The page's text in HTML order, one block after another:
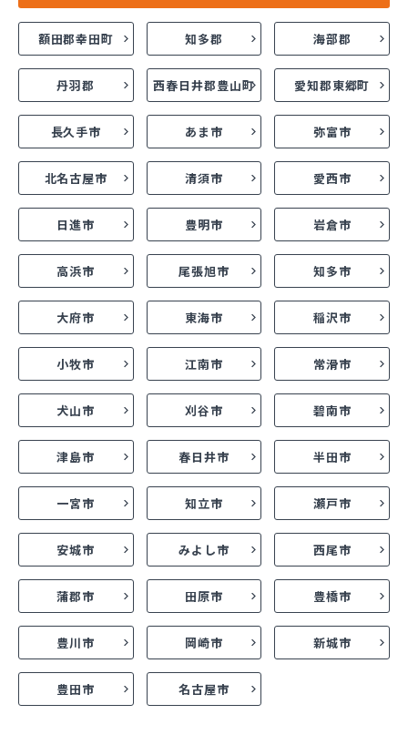
額田郡幸田町 知多郡 海部郡
丹羽郡 西春日井郡豊山町 愛知郡東郷町
長久手市 あま市 弥富市
北名古屋市 清須市 愛西市
日進市 豊明市 岩倉市
高浜市 尾張旭市 知多市
大府市 東海市 稲沢市
小牧市 江南市 常滑市
犬山市 刈谷市 碧南市
津島市 春日井市 半田市
一宮市 知立市 瀬戸市
安城市 みよし市 西尾市
蒲郡市 田原市 豊橋市
豊川市 岡崎市 新城市
豊田市 名古屋市